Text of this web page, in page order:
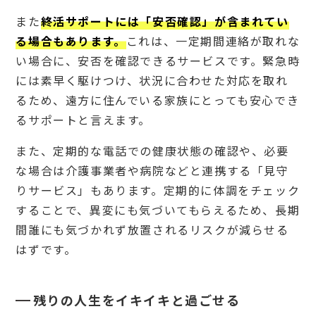
また終活サポートには「安否確認」が含まれてい
る場合もあります。これは、一定期間連絡が取れな
い場合に、安否を確認できるサービスです。緊急時
には素早く駆けつけ、状況に合わせた対応を取れ
るため、遠方に住んでいる家族にとっても安心でき
るサポートと言えます。
また、定期的な電話での健康状態の確認や、必要
な場合は介護事業者や病院などと連携する「見守
りサービス」もあります。定期的に体調をチェック
することで、異変にも気づいてもらえるため、長期
間誰にも気づかれず放置されるリスクが減らせる
はずです。
残りの人生をイキイキと過ごせる